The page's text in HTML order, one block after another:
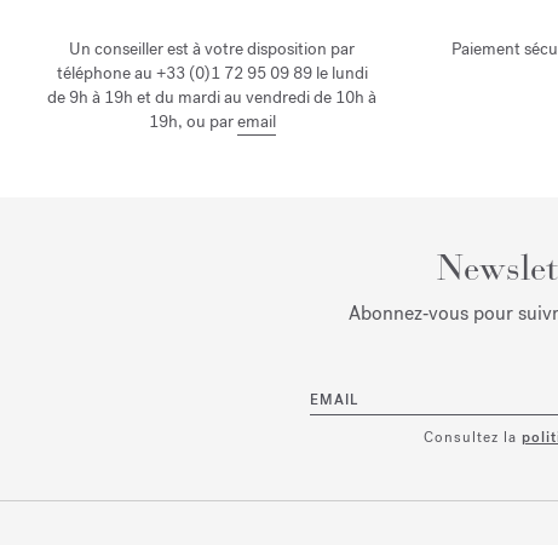
Un conseiller est à votre disposition par
téléphone au +33 (0)1 72 95 09 89 le lundi
de 9h à 19h et du mardi au vendredi de 10h à
19h, ou paremail
Paiement
Abonnez‑vous pour
EMAIL
Consultez la